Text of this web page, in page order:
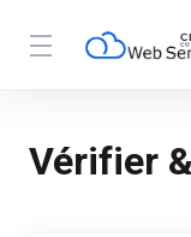
Vérifier